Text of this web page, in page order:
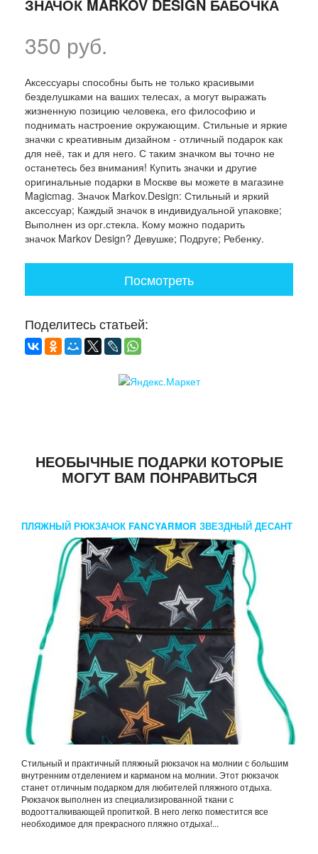
ЗНАЧОК MARKOV DESIGN БАБОЧКА
350 руб.
Аксессуары способны быть не только красивыми
безделушками на ваших телесах, а могут выражать
жизненную позицию человека, его философию и
поднимать настроение окружающим. Стильные и яркие
значки с креативным дизайном - отличный подарок как
для неё, так и для него. С таким значком вы точно не
останетесь без внимания! Купить значки и другие
оригинальные подарки в Москве вы можете в магазине
Magicmag. Значок Markov.Design: Стильный и яркий
аксессуар; Каждый значок в индивидуальной упаковке;
Выполнен из орг.стекла. Кому можно подарить
значок Markov Design? Девушке; Подруге; Ребенку.
Посмотреть
Поделитесь статьей:
НЕОБЫЧНЫЕ ПОДАРКИ КОТОРЫЕ
МОГУТ ВАМ ПОНРАВИТЬСЯ
ПЛЯЖНЫЙ РЮКЗАЧОК FANCYARMOR ЗВЕЗДНЫЙ ДЕСАНТ
Стильный и практичный пляжный рюкзачок на молнии с большим
внутренним отделением и карманом на молнии. Этот рюкзачок
станет отличным подарком для любителей пляжного отдыха.
Рюкзачок выполнен из специализированной ткани с
водоотталкивающей пропиткой. В него легко поместится все
необходимое для прекрасного пляжно отдыха!...